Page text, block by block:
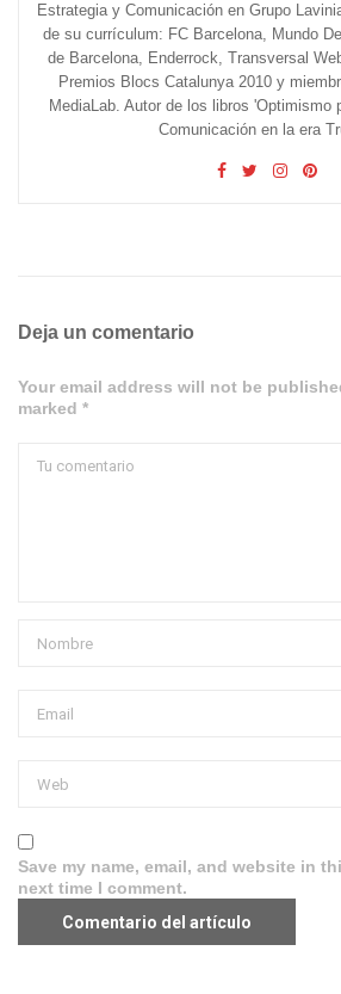
Estrategia y Comunicación en Grupo
de su currículum: FC Barcelona, Mundo
de Barcelona, Enderrock, Transversal
Premios Blocs Catalunya 2010 y
MediaLab. Autor de los libros 'Optimismo
Comunicación en la era
Deja un comentario
Your email address will not be
marked *
Save my name, email, and website in
next time I comment.